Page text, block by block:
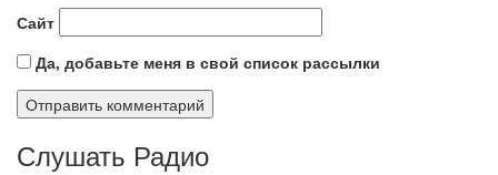
Сайт
Да, добавьте меня в свой список рассылки
Слушать Радио